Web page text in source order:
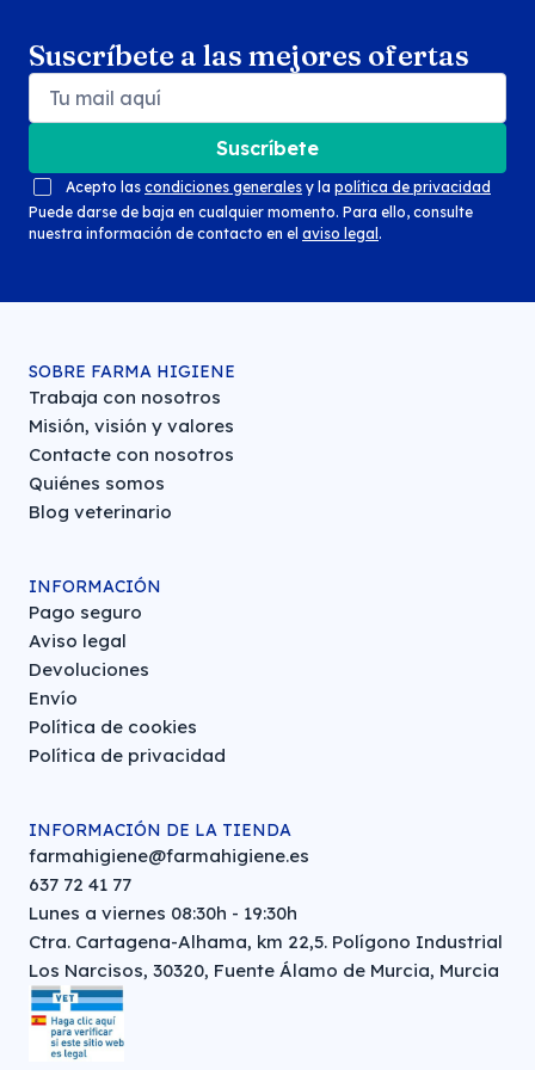
Suscríbete a las mejores ofertas
Suscríbete
Acepto las condiciones generales y la política de privacidad
Puede darse de baja en cualquier momento. Para ello, consulte
nuestra información de contacto en el aviso legal .
SOBRE FARMA HIGIENE
Trabaja con nosotros
Misión, visión y valores
Contacte con nosotros
Quiénes somos
Blog veterinario
INFORMACIÓN
Pago seguro
Aviso legal
Devoluciones
Envío
Política de cookies
Política de privacidad
INFORMACIÓN DE LA TIENDA
farmahigiene@farmahigiene.es
637 72 41 77
Lunes a viernes 08:30h - 19:30h
Ctra. Cartagena-Alhama, km 22,5. Polígono Industrial
Los Narcisos, 30320, Fuente Álamo de Murcia, Murcia